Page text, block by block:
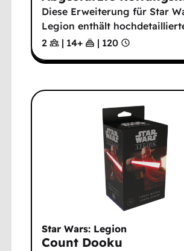
Diese Erweiterung für Star
Legion enthält
2
| 14+ | 120
Star Wars: Legion
Count Dooku